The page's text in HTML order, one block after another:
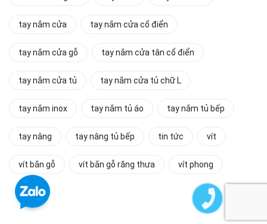
tay nắm cửa tay nắm cửa cổ điển
tay nắm cửa gỗ tay nắm cửa tân cổ điển
tay nắm cửa tủ tay nắm cửa tủ chữ L
tay nắm inox tay nắm tủ áo tay nắm tủ bếp
tay nâng tay nâng tủ bếp tin tức vít
vít bắn gỗ vít bắn gỗ răng thưa vít phong